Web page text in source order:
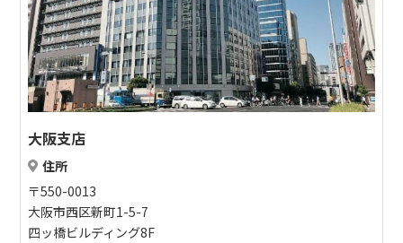
大阪支店
住所
〒550-0013
大阪市西区新町1-5-7
四ッ橋ビルディング8F